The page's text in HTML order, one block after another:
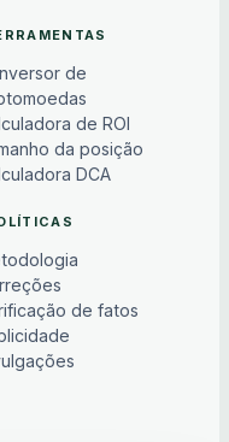
de
de ROI
da posição
DCA
de fatos